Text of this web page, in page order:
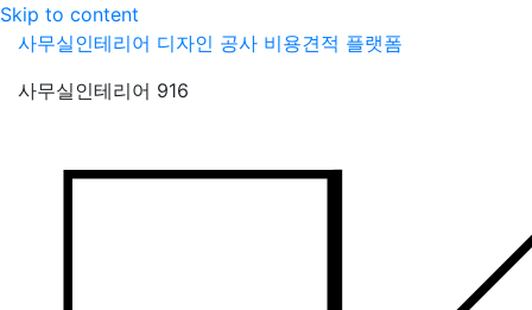
Skip to content
사무실인테리어 디자인 공사 비용견적 플랫폼
사무실인테리어 916